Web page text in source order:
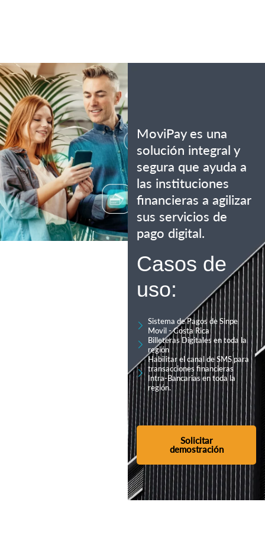
MoviPay es una
solución integral y
segura que ayuda a
las instituciones
financieras a agilizar
sus servicios de
pago digital.
Casos de
uso:
Sistema de Pagos de Sinpe
Movil - Costa Rica
Billeteras Digitales en toda la
región
Habilitar el canal de SMS para
transacciones financieras
Intra-Bancarias en toda la
región.
Solicitar
demostración